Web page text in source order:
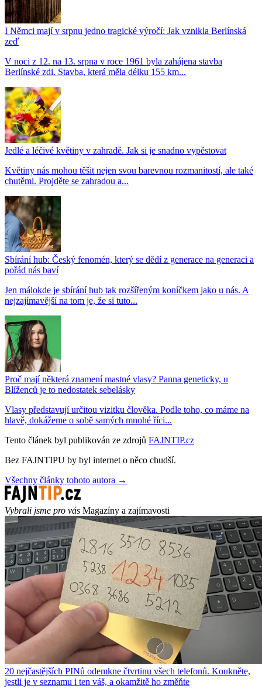
I Němci mají v srpnu jedno tragické výročí: Jak vznikla Berlínská
zeď
V noci z 12. na 13. srpna v roce 1961 byla zahájena stavba
Berlínské zdi. Stavba, která měla délku 155 km...
Jedlé a léčivé květiny v zahradě. Jak si je snadno vypěstovat
Květiny nás mohou těšit nejen svou barevnou rozmanitostí, ale také
chutěmi. Projděte se zahradou a...
Sbírání hub: Český fenomén, který se dědí z generace na generaci a
pořád nás baví
Jen málokde je sbírání hub tak rozšířeným koníčkem jako u nás. A
nejzajímavější na tom je, že si tuto...
Proč mají některá znamení mastné vlasy? Panna geneticky, u
Blíženců je to nedostatek sebelásky
Vlasy představují určitou vizitku člověka. Podle toho, co máme na
hlavě, dokážeme o sobě samých mnohé říci...
Tento článek byl publikován ze zdrojů FAJNTIP.cz
Bez FAJNTIPU by byl internet o něco chudší.
Všechny články tohoto autora →
Vybrali jsme pro vás Magazíny a zajímavosti
20 nejčastějších PINů odemkne čtvrtinu všech telefonů. Koukněte,
jestli je v seznamu i ten váš, a okamžitě ho změňte